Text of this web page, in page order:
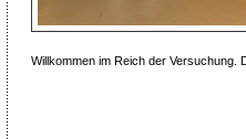
Willkommen im Reich der Versuchung.